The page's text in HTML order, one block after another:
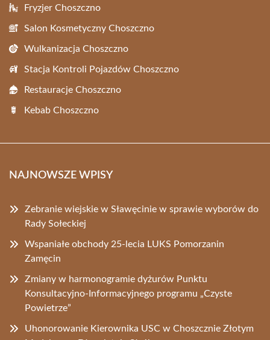
Fryzjer Choszczno
Salon Kosmetyczny Choszczno
Wulkanizacja Choszczno
Stacja Kontroli Pojazdów Choszczno
Restauracje Choszczno
Kebab Choszczno
NAJNOWSZE WPISY
Zebranie wiejskie w Sławęcinie w sprawie wyborów do
Rady Sołeckiej
Wspaniałe obchody 25-lecia LUKS Pomorzanin
Zamęcin
Zmiany w harmonogramie dyżurów Punktu
Konsultacyjno-Informacyjnego programu „Czyste
Powietrze”
Uhonorowanie Kierownika USC w Choszcznie Złotym